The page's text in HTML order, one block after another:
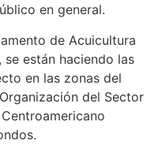
en general.
de Acuicultura
están haciendo las
en las zonas del
del Sector